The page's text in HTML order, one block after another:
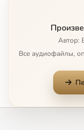
Глава 7, 3
Глава 8
13 Глава 10
Автор:
Все аудиофайлы,